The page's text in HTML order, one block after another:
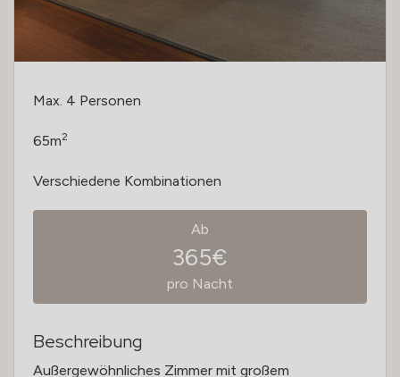
Max. 4 Personen
65m2
Verschiedene Kombinationen
Ab
365€
pro Nacht
Beschreibung
Außergewöhnliches Zimmer mit großem